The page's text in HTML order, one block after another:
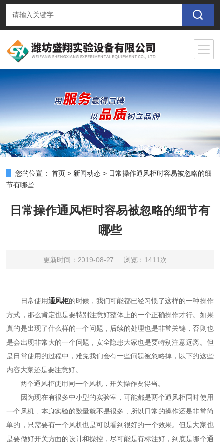
您的位置： 首页 > 新闻动态 > 日常操作通风柜时容易被忽略的细
节有哪些
日常操作通风柜时容易被忽略的细节有
哪些
更新时间：2019-08-27 浏览：1411次
日常使用通风柜的时候，我们可能都已经习惯了这样的一种操作
方式，那么肯定也是要特别注意好整体上的一个正确操作才行。如果
真的是出现了什么样的一个问题，后续的处理也是非常关键，否则也
是会出现非常大的一个问题，安全隐患大家也是要特别注意远离。但
是日常使用的过程中，难免我们会有一些问题被忽略掉，以下的这些
内容大家还是要注意好。
两个通风柜使用同一个风机，开关操作要得当。
因为现在有很多中小型的实验室，可能都是两个通风柜同时使用
一个风机，本身实验的数量就不是很多，所以日常的操作还是非常简
单的，只需要有一个风机也是可以看到很好的一个效果。但是大家也
是要做好开关方面的设计和操控，尽可能是有标注好，到底是哪个通